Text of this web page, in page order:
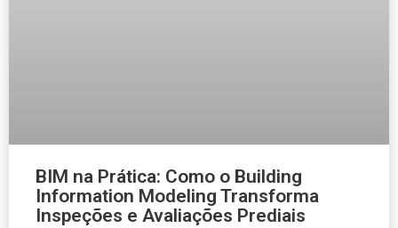
BIM na Prática: Como o Building
Information Modeling Transforma
Inspeções e Avaliações Prediais